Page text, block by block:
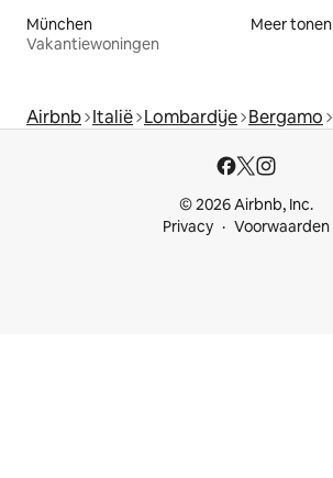
München
Vakantiewoningen
Meer tonen
Airbnb Italië Lombardije Bergamo
© 2026 Airbnb, Inc.
Privacy
Voorwaarden